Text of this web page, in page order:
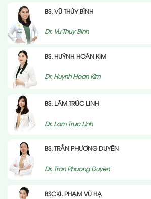
BS. VŨ THÚY BÌNH
Dr. Vu Thuy BInh
BS. HUỲNH HOÀN KIM
Dr. Huynh Hoan Kim
BS. LÂM TRÚC LINH
Dr. Lam Truc Linh
BS. TRẦN PHƯƠNG DUYÊN
Dr. Tran Phuong Duyen
BSCKI. PHẠM VŨ HẠ